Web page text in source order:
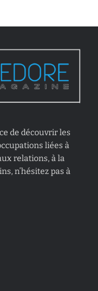
de découvrir les
liées à
relations, à la
n’hésitez pas à